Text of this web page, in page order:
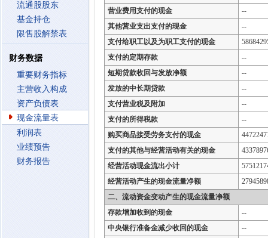
流通股股东
基金持仓
限售股解禁表
财务数据
重要财务指标
主营收入构成
资产负债表
现金流量表
利润表
业绩预告
财务报告
营业费用支付的现金
--
其他营业支出支付的现金
--
支付给职工以及为职工支付的现金
支付的定期存款
--
短期贷款收回与发放净额
--
发放的中长期贷款
--
支付营业税及附加
--
支付的所得税款
--
购买商品接受劳务支付的现金
支付的其他与经营活动有关的现金
经营活动现金流出小计
经营活动产生的现金流量净额
二、流动资金变动产生的现金流量净额
存款增加收到的现金
--
中央银行准备金减少收回的现金
--